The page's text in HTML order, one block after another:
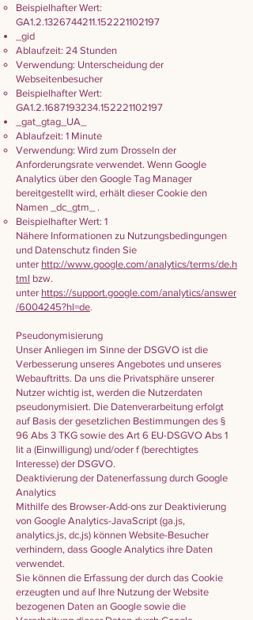
Beispielhafter Wert:
GA1.2.1326744211.152221102197
_gid
Ablaufzeit: 24 Stunden
Verwendung: Unterscheidung der
Webseitenbesucher
Beispielhafter Wert:
GA1.2.1687193234.152221102197
_gat_gtag_UA_
Ablaufzeit: 1 Minute
Verwendung: Wird zum Drosseln der
Anforderungsrate verwendet. Wenn Google
Analytics über den Google Tag Manager
bereitgestellt wird, erhält dieser Cookie den
Namen _dc_gtm_ .
Beispielhafter Wert: 1
Nähere Informationen zu Nutzungsbedingungen
und Datenschutz finden Sie
unter http://www.google.com/analytics/terms/de.h
tml bzw.
unter https://support.google.com/analytics/answer
/6004245?hl=de.
Pseudonymisierung
Unser Anliegen im Sinne der DSGVO ist die
Verbesserung unseres Angebotes und unseres
Webauftritts. Da uns die Privatsphäre unserer
Nutzer wichtig ist, werden die Nutzerdaten
pseudonymisiert. Die Datenverarbeitung erfolgt
auf Basis der gesetzlichen Bestimmungen des §
96 Abs 3 TKG sowie des Art 6 EU-DSGVO Abs 1
lit a (Einwilligung) und/oder f (berechtigtes
Interesse) der DSGVO.
Deaktivierung der Datenerfassung durch Google
Analytics
Mithilfe des Browser-Add-ons zur Deaktivierung
von Google Analytics-JavaScript (ga.js,
analytics.js, dc.js) können Website-Besucher
verhindern, dass Google Analytics ihre Daten
verwendet.
Sie können die Erfassung der durch das Cookie
erzeugten und auf Ihre Nutzung der Website
bezogenen Daten an Google sowie die